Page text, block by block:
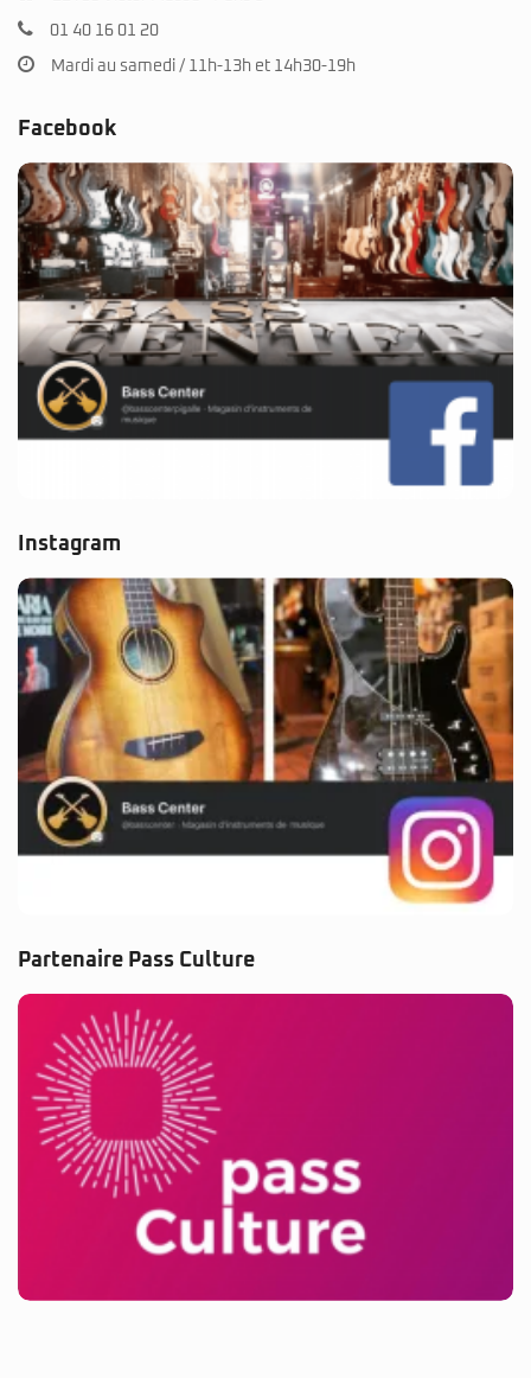
01 40 16 01 20
Mardi au samedi / 11h-13h et 14h30-19h
Facebook
Instagram
Partenaire Pass Culture